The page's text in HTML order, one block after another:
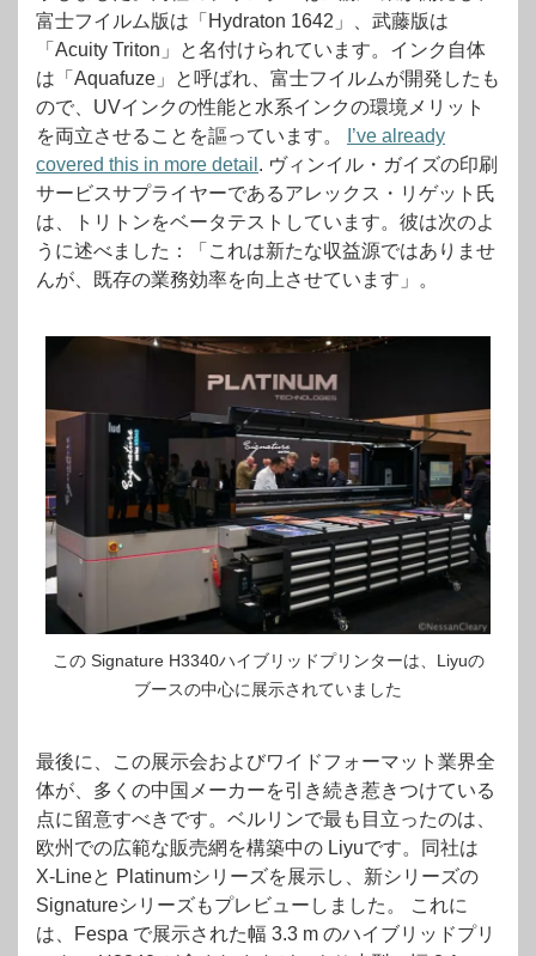
富士フイルム版は「Hydraton 1642」、武藤版は
「Acuity Triton」と名付けられています。インク自体
は「Aquafuze」と呼ばれ、富士フイルムが開発したも
ので、UVインクの性能と水系インクの環境メリット
を両立させることを謳っています。
I’ve already
covered this in more detail . ヴィンイル・ガイズの印刷
サービスサプライヤーであるアレックス・リゲット氏
は、トリトンをベータテストしています。彼は次のよ
うに述べました：「これは新たな収益源ではありませ
んが、既存の業務効率を向上させています」
。
この Signature H3340ハイブリッドプリンターは、Liyuの
ブースの中心に展示されていました
最後に、この展示会およびワイドフォーマット業界全
体が、多くの中国メーカーを引き続き惹きつけている
点に留意すべきです。ベルリンで最も目立ったのは、
欧州での広範な販売網を構築中の Liyuです。同社は
X-Lineと Platinumシリーズを展示し、新シリーズの
Signatureシリーズもプレビューしました。 これに
は、Fespa で展示された幅 3.3 m のハイブリッドプリ